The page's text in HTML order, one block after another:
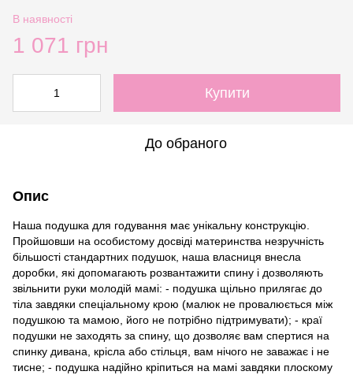
В наявності
1 071 грн
Купити
До обраного
Опис
Наша подушка для годування має унікальну конструкцію.
Пройшовши на особистому досвіді материнства незручність
більшості стандартних подушок, наша власниця внесла
доробки, які допомагають розвантажити спину і дозволяють
звільнити руки молодій мамі: - подушка щільно прилягає до
тіла завдяки спеціальному крою (малюк не провалюється між
подушкою та мамою, його не потрібно підтримувати); - краї
подушки не заходять за спину, що дозволяє вам спертися на
спинку дивана, крісла або стільця, вам нічого не заважає і не
тисне; - подушка надійно кріпиться на мамі завдяки плоскому